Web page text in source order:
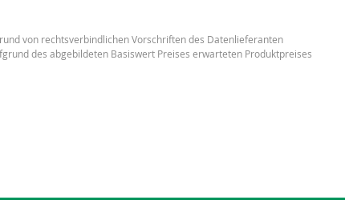
von rechtsverbindlichen Vorschriften des Datenlieferanten
des abgebildeten Basiswert Preises erwarteten Produktpreises